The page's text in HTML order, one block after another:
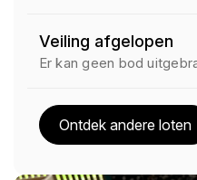
Veiling afgelopen
Er kan geen bod
Ontdek andere loten